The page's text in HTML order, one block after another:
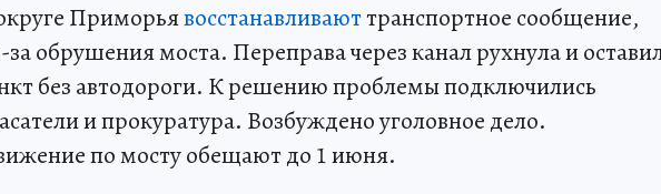
Приморьявосстанавливаюттранспортное сообщение,
обрушения моста. Переправа через канал рухнула и
без автодороги. К решению проблемы подключились
и прокуратура. Возбуждено уголовное дело.
по мосту обещают до 1 июня.